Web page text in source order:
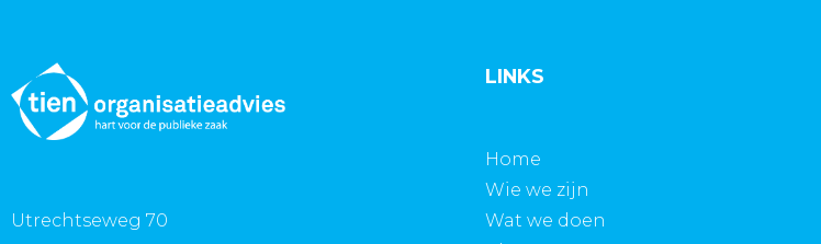
Utrechtseweg 70
LINKS
Home
Wie we zijn
Wat we doen